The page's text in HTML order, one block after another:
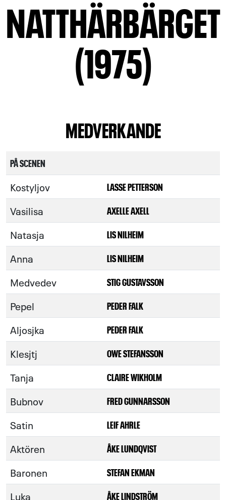
NATTHÄRBÄRGET
(1975)
MEDVERKANDE
PÅ SCENEN
Kostyljov LASSE PETTERSON
Vasilisa AXELLE AXELL
Natasja LIS NILHEIM
Anna LIS NILHEIM
Medvedev STIG GUSTAVSSON
Pepel PEDER FALK
Aljosjka PEDER FALK
Klesjtj OWE STEFANSSON
Tanja CLAIRE WIKHOLM
Bubnov FRED GUNNARSSON
Satin LEIF AHRLE
Aktören ÅKE LUNDQVIST
Baronen STEFAN EKMAN
Luka
ÅKE LINDSTRÖM